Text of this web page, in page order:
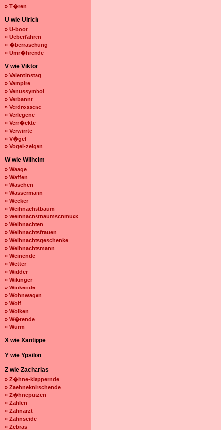
» T�ren
U wie Ulrich
» U-boot
» Ueberfahren
» �berraschung
» Umr�hrende
V wie Viktor
» Valentinstag
» Vampire
» Venussymbol
» Verbannt
» Verdrossene
» Verlegene
» Verr�ckte
» Verwirrte
» V�gel
» Vogel-zeigen
W wie Wilhelm
» Waage
» Waffen
» Waschen
» Wassermann
» Wecker
» Weihnachstbaum
» Weihnachstbaumschmuck
» Weihnachten
» Weihnachtsfrauen
» Weihnachtsgeschenke
» Weihnachtsmann
» Weinende
» Wetter
» Widder
» Wikinger
» Winkende
» Wohnwagen
» Wolf
» Wolken
» W�tende
» Wurm
X wie Xantippe
Y wie Ypsilon
Z wie Zacharias
» Z�hne-klappernde
» Zaehneknirschende
» Z�hneputzen
» Zahlen
» Zahnarzt
» Zahnseide
» Zebras